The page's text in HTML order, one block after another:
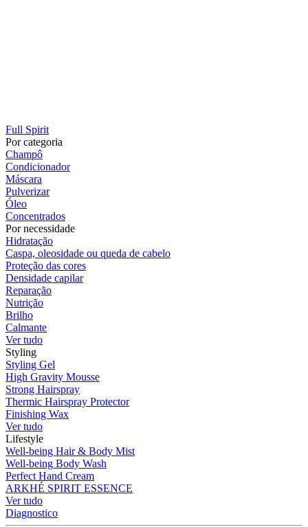
Full Spirit
Por categoria
Champô
Condicionador
Máscara
Pulverizar
Óleo
Concentrados
Por necessidade
Hidratação
Caspa, oleosidade ou queda de cabelo
Proteção das cores
Densidade capilar
Reparação
Nutrição
Brilho
Calmante
Ver tudo
Styling
Styling Gel
High Gravity Mousse
Strong Hairspray
Thermic Hairspray Protector
Finishing Wax
Ver tudo
Lifestyle
Well-being Hair & Body Mist
Well-being Body Wash
Perfect Hand Cream
ARKHÉ SPIRIT ESSENCE
Ver tudo
Diagnostico